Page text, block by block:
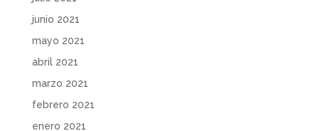
junio 2021
mayo 2021
abril 2021
marzo 2021
febrero 2021
enero 2021